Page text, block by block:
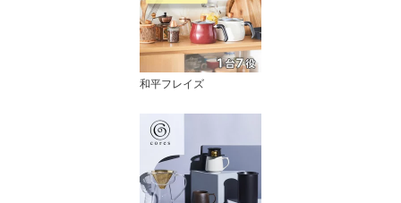
和平フレイズ